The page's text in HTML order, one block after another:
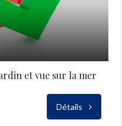
et vue sur la mer
Détails